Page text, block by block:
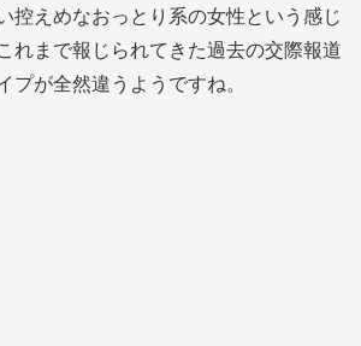
控えめなおっとり系の女性という感じ
れまで報じられてきた過去の交際報道
プが全然違うようですね。